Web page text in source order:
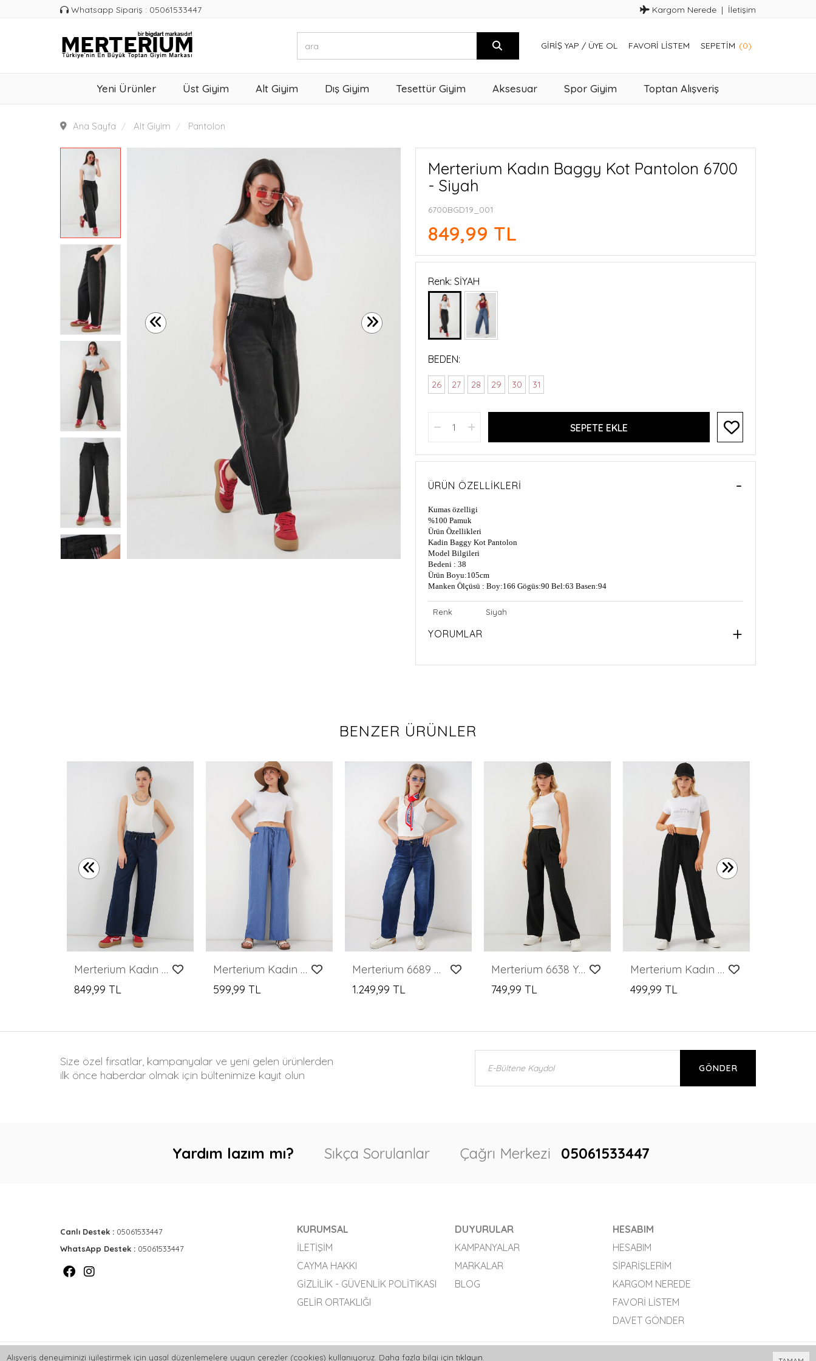
Whatsapp Sipariş : 05061533447 Kargom Nerede İletişim
GIRIŞ YAP / ÜYE OL FAVORI LISTEM SEPETIM (0)
Yeni Ürünler Üst Giyim Alt Giyim Dış Giyim Tesettür Giyim Aksesuar Spor Giyim Toptan Alışveriş
Ana Sayfa Alt Giyim Pantolon
Merterium Kadın Baggy Kot Pantolon 6700
- Siyah
6700BGD19_001
849,99 TL
Renk: SİYAH
BEDEN:
26 27 28 29 30 31
SEPETE EKLE
ÜRÜN ÖZELLIKLERI
Kumas özelligi
%100 Pamuk
Ürün Özellikleri
Kadin Baggy Kot Pantolon
Model Bilgileri
Bedeni : 38
Ürün Boyu:105cm
Manken Ölçüsü : Boy:166 Gögüs:90 Bel:63 Basen:94
Renk Siyah
YORUMLAR
BENZER ÜRÜNLER
Merterium Kadın Geniş Paça Kot Pantolon 6706 - Lacivert
849,99 TL
Merterium Kadın Geniş Paça Keten Pantolon 6735 - İndigo
599,99 TL
Merterium 6689 Kadın Yüksek Bel Baggy Kot Pantolon - Lacivert
1.249,99 TL
Merterium 6638 Yüksek Bel Palazzo Pantolon - D. Siyah
749,99 TL
Merterium Kadın Yüksek Bel Bol Paça Pantolon - Siyah
499,99 TL
Size özel fırsatlar, kampanyalar ve yeni gelen ürünlerden
ilk önce haberdar olmak için bültenimize kayıt olun
GÖNDER
Yardım lazım mı? Sıkça Sorulanlar Çağrı Merkezi 05061533447
Canlı Destek : 05061533447
WhatsApp Destek : 05061533447
KURUMSAL
İLETIŞIM
CAYMA HAKKI
GIZLILIK - GÜVENLIK POLITIKASI
GELIR ORTAKLIĞI
DUYURULAR
KAMPANYALAR
MARKALAR
BLOG
HESABIM
HESABIM
SIPARIŞLERIM
KARGOM NEREDE
FAVORI LISTEM
DAVET GÖNDER
Alışveriş deneyiminizi iyileştirmek için yasal düzenlemelere uygun çerezler (cookies) kullanıyoruz. Daha fazla bilgi için tıklayın